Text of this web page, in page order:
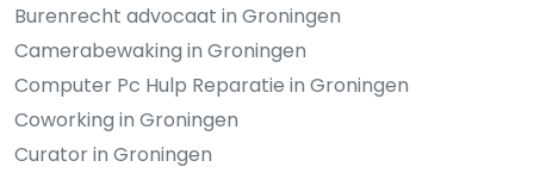
Burenrecht advocaat in Groningen
Camerabewaking in Groningen
Computer Pc Hulp Reparatie in Groningen
Coworking in Groningen
Curator in Groningen